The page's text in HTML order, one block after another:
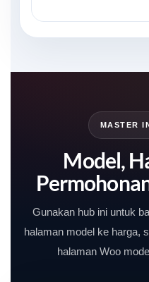
MASTER
Model,
Gunakan hub ini untuk
halaman model ke harga,
halaman Woo